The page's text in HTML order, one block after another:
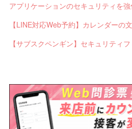
アプリケーションのセキュリティを
【サブスクペンギン】セキュリティ